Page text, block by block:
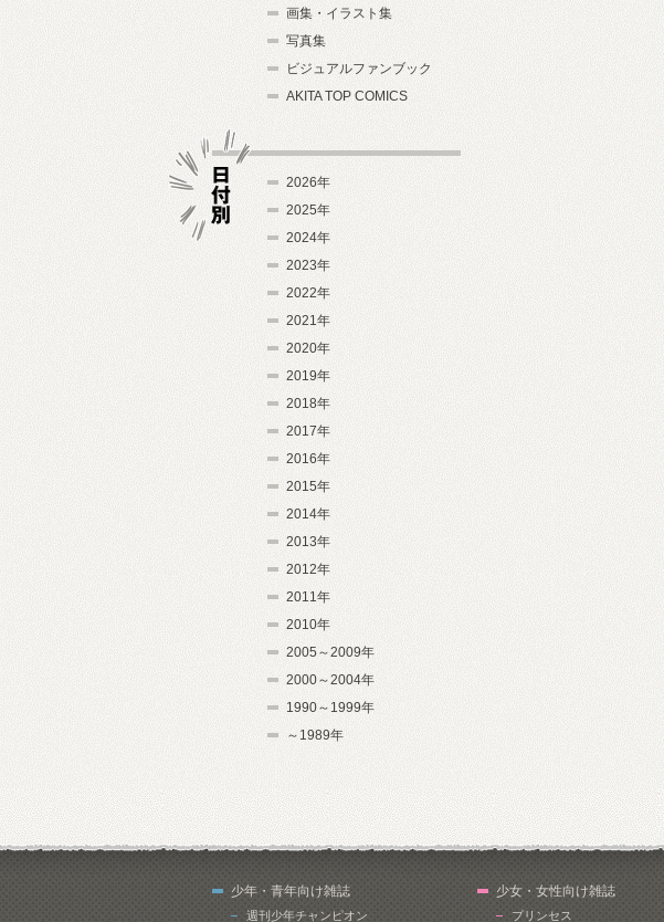
画集・イラスト集
写真集
ビジュアルファンブック
AKITA TOP COMICS
2026年
2025年
2024年
2023年
2022年
2021年
2020年
2019年
2018年
2017年
2016年
2015年
2014年
2013年
2012年
2011年
2010年
2005～2009年
2000～2004年
1990～1999年
～1989年
少年・青年向け雑誌
週刊少年チャンピオン
少女・女性向け雑誌
プリンセス